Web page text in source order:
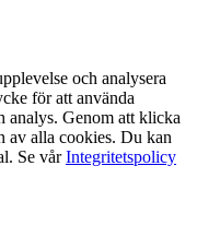
och analysera
för att använda
analys. Genom att klicka
av alla cookies. Du kan
Se vårIntegritetspolicy